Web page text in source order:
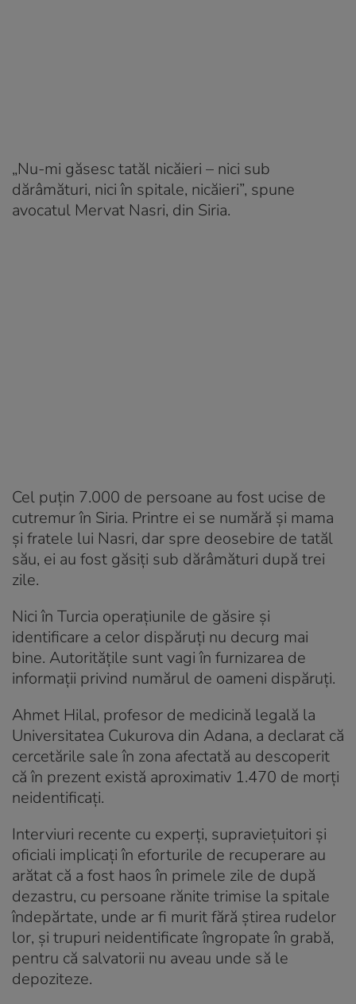
„Nu-mi găsesc tatăl nicăieri – nici sub
dărâmături, nici în spitale, nicăieri”, spune
avocatul Mervat Nasri, din Siria.
Cel puțin 7.000 de persoane au fost ucise de
cutremur în Siria. Printre ei se numără și mama
și fratele lui Nasri, dar spre deosebire de tatăl
său, ei au fost găsiți sub dărâmături după trei
zile.
Nici în Turcia operațiunile de găsire și
identificare a celor dispăruți nu decurg mai
bine. Autoritățile sunt vagi în furnizarea de
informații privind numărul de oameni dispăruți.
Ahmet Hilal, profesor de medicină legală la
Universitatea Cukurova din Adana, a declarat că
cercetările sale în zona afectată au descoperit
că în prezent există aproximativ 1.470 de morți
neidentificați.
Interviuri recente cu experți, supraviețuitori și
oficiali implicați în eforturile de recuperare au
arătat că a fost haos în primele zile de după
dezastru, cu persoane rănite trimise la spitale
îndepărtate, unde ar fi murit fără știrea rudelor
lor, și trupuri neidentificate îngropate în grabă,
pentru că salvatorii nu aveau unde să le
depoziteze.